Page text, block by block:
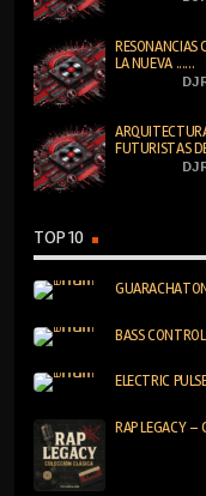
RESONANCIAS
LA NUEVA ......
FUTURISTAS
TOP 10
BASS
ELECTRIC
RAP LEGACY –